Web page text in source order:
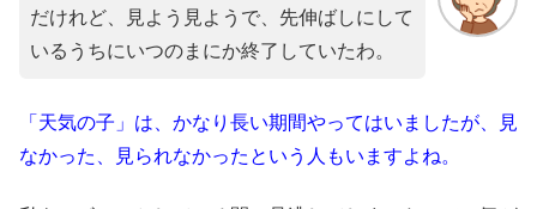
だけれど、見よう見ようで、先伸ばしにして
いるうちにいつのまにか終了していたわ。
「天気の子」は、かなり長い期間やってはいましたが、見
なかった、見られなかったという人もいますよね。